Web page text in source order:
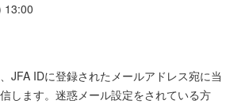
13:00
JFA IDに登録されたメールアドレス宛に当
します。迷惑メール設定をされている方